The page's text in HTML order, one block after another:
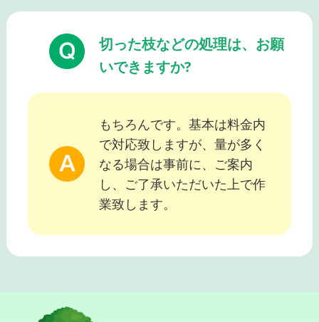
切った枝などの処理は、お願
いできますか?
もちろんです。基本は料金内
で対応致しますが、量が多く
なる場合は事前に、ご案内
し、ご了承いただいた上で作
業致します。